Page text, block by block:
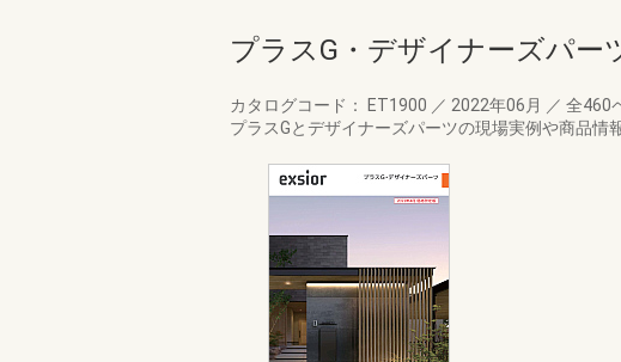
プラスG・デザイナーズパー
カタログコード： ET1900 ／ 2022年06月 ／ 全460
プラスGとデザイナーズパーツの現場実例や商品情